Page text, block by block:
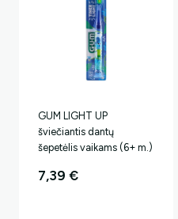
GUM LIGHT UP
šviečiantis dantų
šepetėlis vaikams (6+ m.)
7,39€